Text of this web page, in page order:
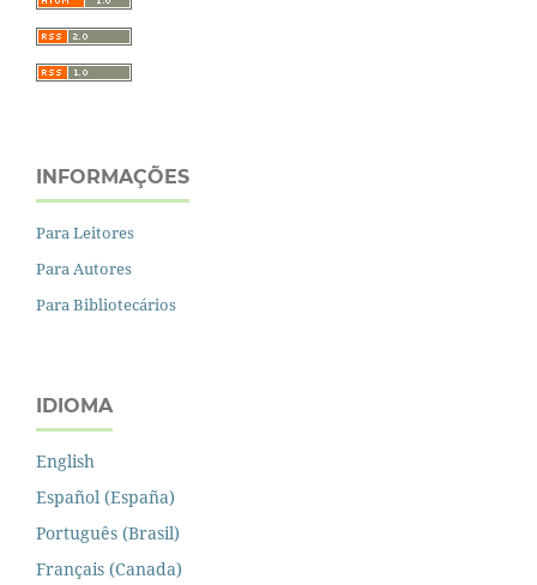
INFORMAÇÕES
Para Leitores
Para Autores
Para Bibliotecários
IDIOMA
English
Español (España)
Português (Brasil)
Français (Canada)